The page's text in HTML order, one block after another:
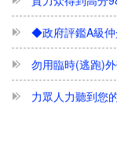
◆政府評鑑A級仲介拿到
勿用臨時(逃跑)
力眾人力聽到您